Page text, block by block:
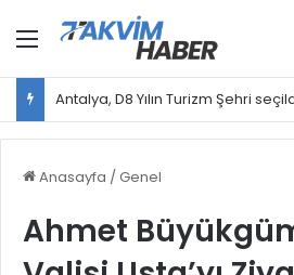
Menü
Antalya, D8 Yılın Turizm Şehri
Anasayfa / Genel
Ahmet